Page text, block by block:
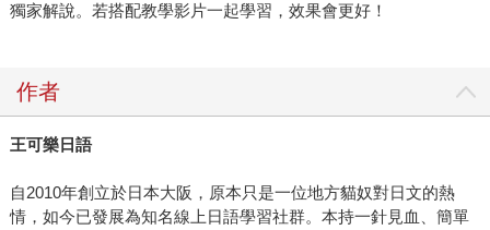
獨家解說。若搭配教學影片一起學習，效果會更好！
作者
王可樂日語
自2010年創立於日本大阪，原本只是一位地方貓奴對日文的熱
情，如今已發展為知名線上日語學習社群。本持一針見血、簡單